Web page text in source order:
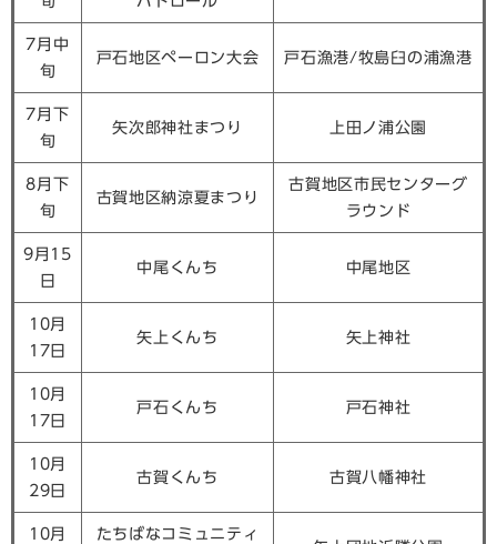
7月中
旬
戸石地区ペーロン大会 戸石漁港/牧島臼の浦漁港
7月下
旬
矢次郎神社まつり 上田ノ浦公園
8月下
旬
古賀地区納涼夏まつり
古賀地区市民センターグ
ラウンド
9月15
日
中尾くんち 中尾地区
10月
17日
矢上くんち 矢上神社
10月
17日
戸石くんち 戸石神社
10月
29日
古賀くんち 古賀八幡神社
10月
たちばなコミュニティ